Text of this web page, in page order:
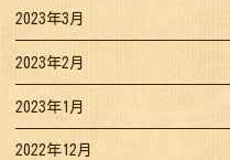
2023年3月
2023年2月
2023年1月
2022年12月